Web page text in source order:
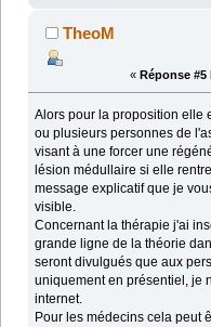
TheoM
« Réponse #5
Alors pour la proposition elle
ou plusieurs personnes de
visant à une forcer une
lésion médullaire si elle
message explicatif que je
visible.
Concernant la thérapie j'ai
grande ligne de la théorie
seront divulgués que aux
uniquement en présentiel, je
internet.
Pour les médecins cela peut